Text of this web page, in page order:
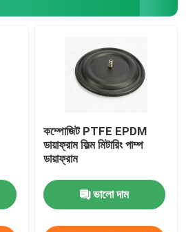
কম্পোজিট PTFE EPDM
ডায়াফ্রাম ফিল্ম মিটারিং পাম্প
ডায়াফ্রাম
ভালো দাম